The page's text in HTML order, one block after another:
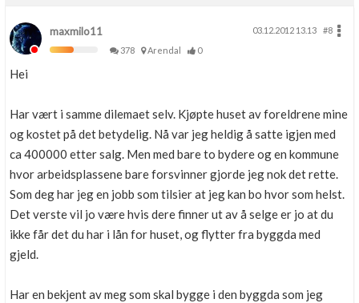
maxmilo11 03.12.2012 13.13
#8
378
Arendal 0
Hei
Har vært i samme dilemaet selv. Kjøpte huset av foreldrene mine
og kostet på det betydelig. Nå var jeg heldig å satte igjen med
ca 400000 etter salg. Men med bare to bydere og en kommune
hvor arbeidsplassene bare forsvinner gjorde jeg nok det rette.
Som deg har jeg en jobb som tilsier at jeg kan bo hvor som helst.
Det verste vil jo være hvis dere finner ut av å selge er jo at du
ikke får det du har i lån for huset, og flytter fra byggda med
gjeld.
Har en bekjent av meg som skal bygge i den byggda som jeg